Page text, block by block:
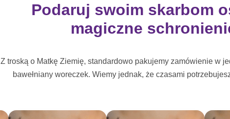
Podaruj swoim skarbom
magiczne
Z troską o Matkę Ziemię, standardowo pakujemy zamówienie w
bawełniany woreczek. Wiemy jednak, że czasami